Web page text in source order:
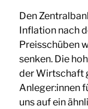
Den
Inflation nach
Preisschüben
senken. Die
der Wirtschaft
Anleger:innen
uns auf ein